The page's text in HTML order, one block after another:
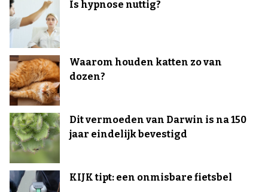
Is hypnose nuttig?
Waarom houden katten zo van
dozen?
Dit vermoeden van Darwin is na 150
jaar eindelijk bevestigd
KIJK tipt: een onmisbare fietsbel